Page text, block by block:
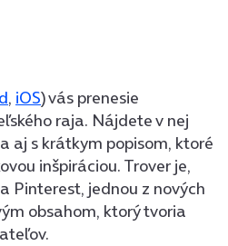
, iOS) vás prenesie
raja. Nájdete v nej
aj s krátkym popisom, ktoré
inšpiráciou. Trover je,
Pinterest, jednou z nových
obsahom, ktorý tvoria